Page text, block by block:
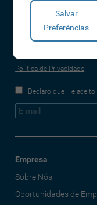
REDES SOCIAIS
A IDONIC assegura que
Política de Privacidade
Declaro que li e
Empresa
Sobre Nós
Oportunidades de
Salvar
Preferências